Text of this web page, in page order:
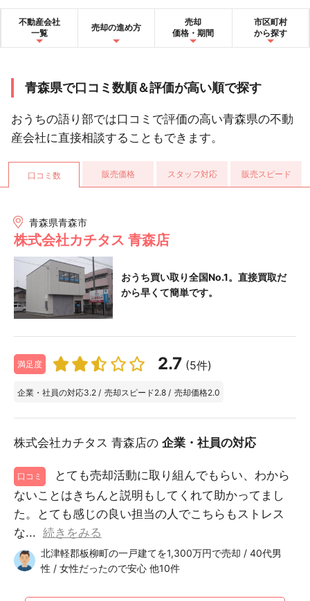
不動産会社
一覧
売却の進め方
売却
価格・期間
市区町村
から探す
青森県で口コミ数順＆評価が高い順で探す
おうちの語り部では口コミで評価の高い青森県の不動
産会社に直接相談することもできます。
口コミ数 販売価格 スタッフ対応 販売スピード
青森県青森市
株式会社カチタス 青森店
おうち買い取り全国No.1。直接買取だ
から早くて簡単です。
満足度 2.7 (5件)
企業・社員の対応3.2 / 売却スピード2.8 / 売却価格2.0
株式会社カチタス 青森店の 企業・社員の対応
口コミ
とても売却活動に取り組んでもらい、わから
ないことはきちんと説明もしてくれて助かってまし
た。とても感じの良い担当の人でこちらもストレス
な... 続きをみる
北津軽郡板柳町の一戸建てを1,300万円で売却 / 40代男
性 / 女性だったので安心 他10件